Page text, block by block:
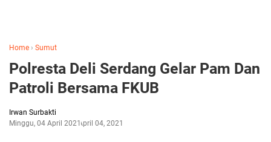
Home › Sumut
Polresta Deli Serdang Gelar Pam Dan
Patroli Bersama FKUB
Irwan Surbakti
Minggu, 04 April 2021April 04, 2021